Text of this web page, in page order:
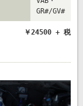
GR#/GV#
￥24500 + 税